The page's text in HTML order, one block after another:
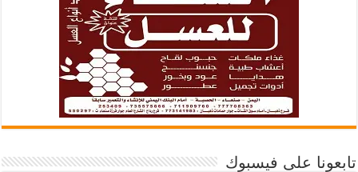
تابعونا على فيسبوك